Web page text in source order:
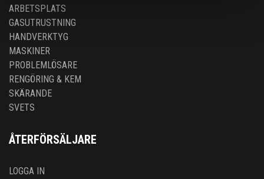
ARBETSPLATS
GASUTRUSTNING
HANDVERKTYG
MASKINER
PROBLEMLÖSARE
RENGÖRING & KEM
SKÄRANDE
SVETS
ÅTERFÖRSÄLJARE
LOGGA IN